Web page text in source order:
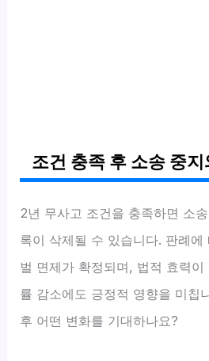
조건 충족 후 소송 중
2년 무사고 조건을 충족하면 소
록이 삭제될 수 있습니다. 판례에
벌 면제가 확정되며, 법적 효력
률 감소에도 긍정적 영향을 미칩
후 어떤 변화를 기대하나요?